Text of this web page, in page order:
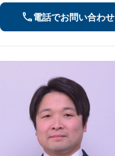
電話でお問い合わせ